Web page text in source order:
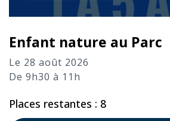
Enfant nature au Parc
Le 28 août 2026
De 9h30 à 11h
Places restantes : 8